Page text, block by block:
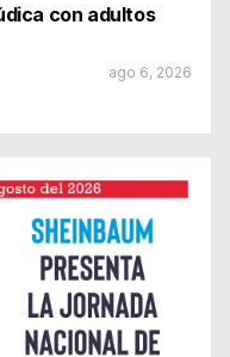
con adultos
ago 6, 2026